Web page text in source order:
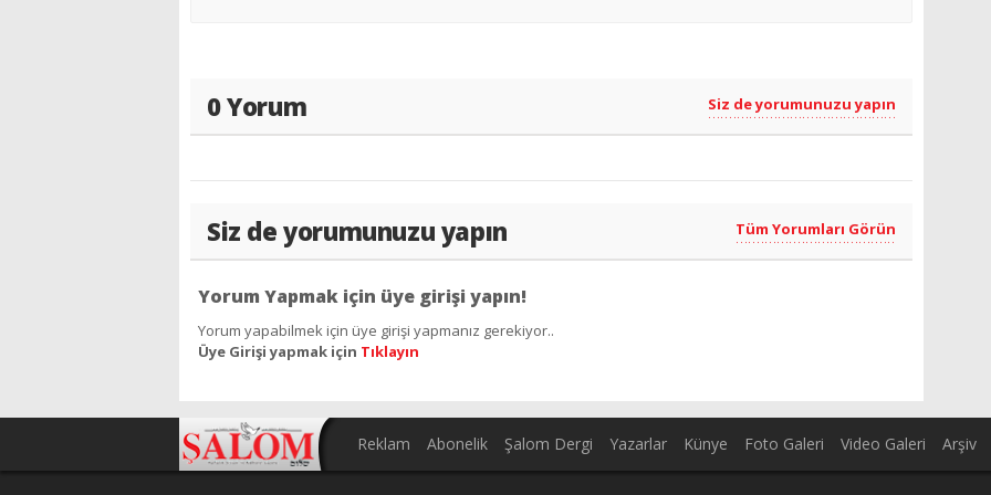
0 Yorum Siz de yorumunuzu yapın
Siz de yorumunuzu yapın Tüm Yorumları Görün
Yorum Yapmak için üye girişi yapın!
Yorum yapabilmek için üye girişi yapmanız gerekiyor..
Üye Girişi yapmak için Tıklayın
Reklam Abonelik Şalom Dergi Yazarlar Künye Foto Galeri Video Galeri Arşiv